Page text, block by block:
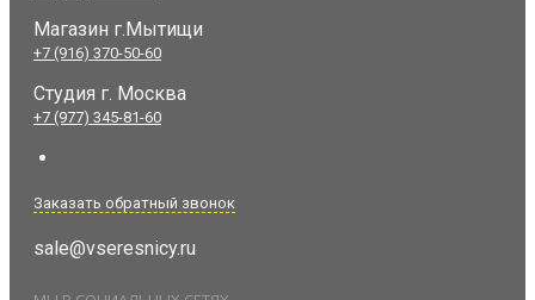
Магазин г.Мытищи
+7 (916) 370-50-60
Студия г. Москва
+7 (977) 345-81-60
Заказать обратный звонок
sale@vseresnicy.ru